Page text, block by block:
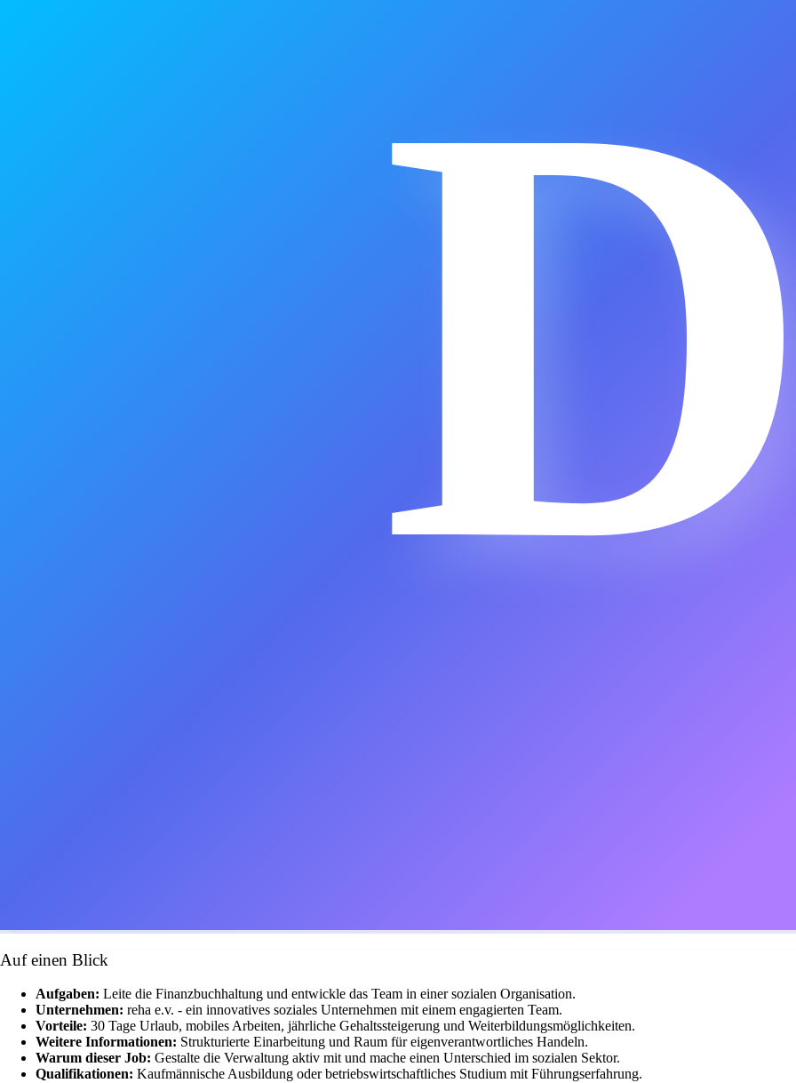
Auf einen Blick
Aufgaben: Leite die Finanzbuchhaltung und entwickle das Team in einer sozialen Organisation.
Unternehmen: reha e.v. - ein innovatives soziales Unternehmen mit einem engagierten Team.
Vorteile: 30 Tage Urlaub, mobiles Arbeiten, jährliche Gehaltssteigerung und Weiterbildungsmöglichkeiten.
Weitere Informationen: Strukturierte Einarbeitung und Raum für eigenverantwortliches Handeln.
Warum dieser Job: Gestalte die Verwaltung aktiv mit und mache einen Unterschied im sozialen Sektor.
Qualifikationen: Kaufmännische Ausbildung oder betriebswirtschaftliches Studium mit Führungserfahrung.